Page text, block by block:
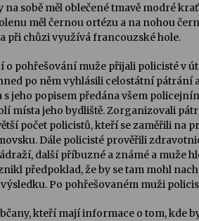
na sobě měl oblečené tmavě modré
měl černou ortézu a na nohou
při chůzi využívá francouzské hole.
o pohřešování muže přijali policisté v
po něm vyhlásili celostátní pátrání
s jeho popisem předána všem
místa jeho bydliště. Zorganizovali
počet policistů, kteří se zaměřili na
Dále policisté prověřili
další příbuzné a známé a muže
předpoklad, že by se tam mohl
Po pohřešovaném muži
kteří mají informace o tom, kde